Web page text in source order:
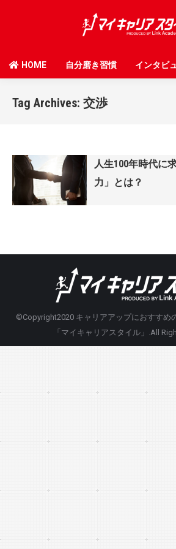
HOME 自分磨き習慣 インタビ
Tag Archives: 交渉
人生100年時代に
力」とは？
©Copyright2020 キャリアアップにおすすめ
「マイキャリアスタイル」
.All